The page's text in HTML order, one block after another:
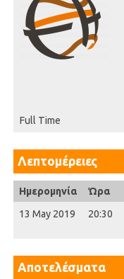
Full Time
Λεπτομέρειες
Ημερομηνία Ώρα
13 May 2019
20:30
Αποτελέσματα